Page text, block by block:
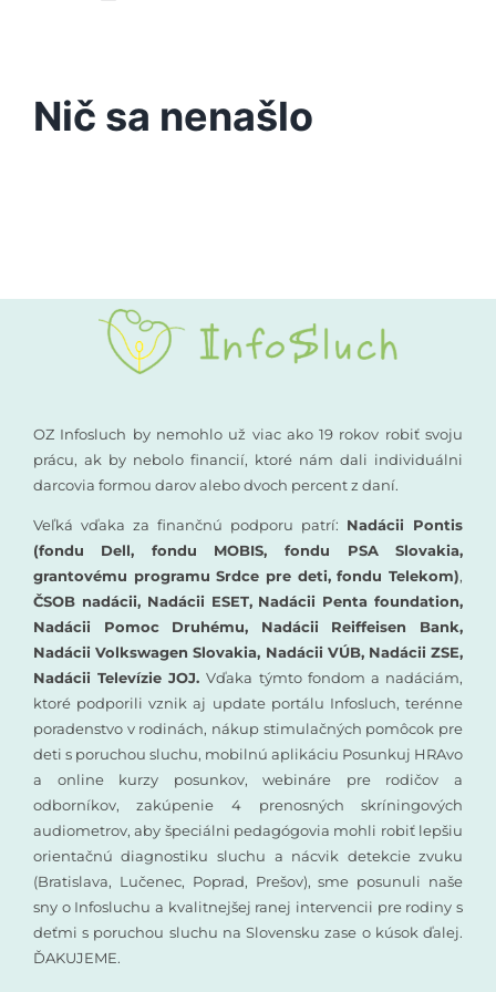
Vyšetrenia sluchu
Rané poradenstvo
Vzdelávanie
Nič sa nenašlo
OZ Infosluch by nemohlo už viac ako 19 rokov robiť svoju
prácu, ak by nebolo financií, ktoré nám dali individuálni
darcovia formou darov alebo dvoch percent z daní.
Veľká vďaka za finančnú podporu patrí: Nadácii Pontis
(fondu Dell, fondu MOBIS, fondu PSA Slovakia,
grantovému programu Srdce pre deti, fondu Telekom),
ČSOB nadácii, Nadácii ESET, Nadácii Penta foundation,
Nadácii Pomoc Druhému, Nadácii Reiffeisen Bank,
Nadácii Volkswagen Slovakia, Nadácii VÚB, Nadácii ZSE,
Nadácii Televízie JOJ.Vďaka týmto fondom a nadáciám,
ktoré podporili vznik aj update portálu Infosluch, terénne
poradenstvo v rodinách, nákup stimulačných pomôcok pre
deti s poruchou sluchu, mobilnú aplikáciu Posunkuj HRAvo
a online kurzy posunkov, webináre pre rodičov a
odborníkov, zakúpenie 4 prenosných skríningových
audiometrov, aby špeciálni pedagógovia mohli robiť lepšiu
orientačnú diagnostiku sluchu a nácvik detekcie zvuku
(Bratislava, Lučenec, Poprad, Prešov), sme posunuli naše
sny o Infosluchu a kvalitnejšej ranej intervencii pre rodiny s
deťmi s poruchou sluchu na Slovensku zase o kúsok ďalej.
ĎAKUJEME.